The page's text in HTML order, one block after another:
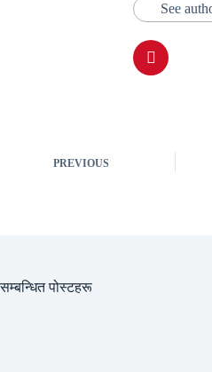
See
PREVIOUS
सम्बन्धित पोस्टहरू